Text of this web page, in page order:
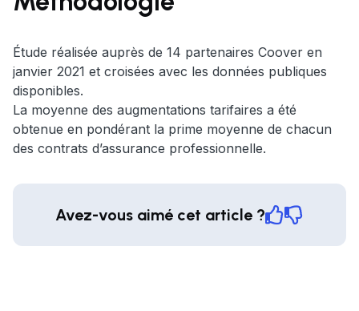
Étude réalisée auprès de 14 partenaires Coover en
janvier 2021 et croisées avec les données publiques
disponibles.
La moyenne des augmentations tarifaires a été
obtenue en pondérant la prime moyenne de chacun
des contrats d’assurance professionnelle.
Avez-vous aimé cet article ?